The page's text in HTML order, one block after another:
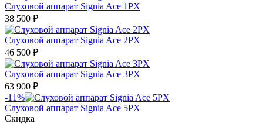
Слуховой аппарат Signia Ace 1PX
38 500 ₽
Слуховой аппарат Signia Ace 2PX
46 500 ₽
Слуховой аппарат Signia Ace 3PX
63 900 ₽
-11%
Слуховой аппарат Signia Ace 5PX
Скидка